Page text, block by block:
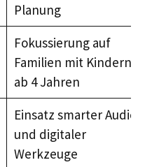
Planung
Fokussierung auf
Familien mit Kindern
ab 4 Jahren
Einsatz smarter Audio-
und digitaler
Werkzeuge